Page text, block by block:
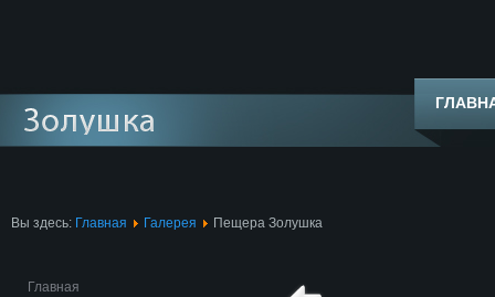
Вы здесь: Главная Галерея Пещера Золушка
Главная